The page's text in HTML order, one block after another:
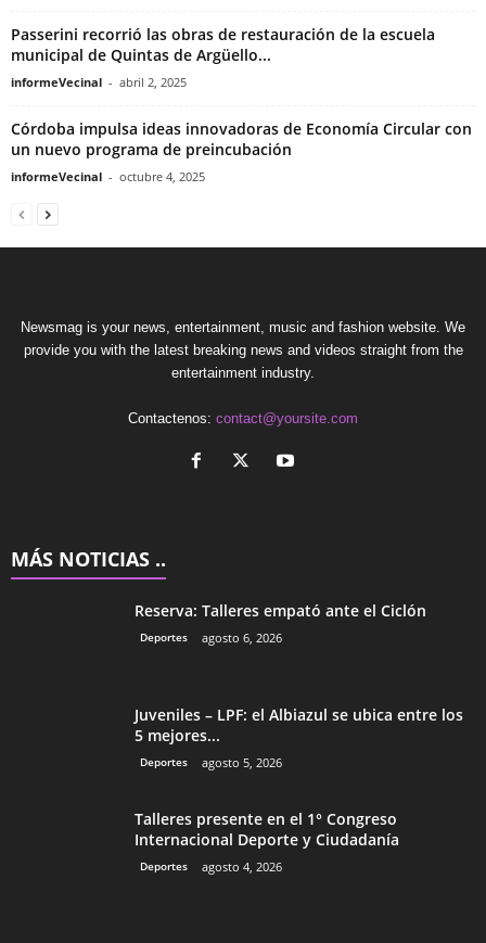
Passerini recorrió las obras de restauración de la escuela
municipal de Quintas de Argüello...
informeVecinal - abril 2, 2025
Córdoba impulsa ideas innovadoras de Economía Circular con
un nuevo programa de preincubación
informeVecinal - octubre 4, 2025
Newsmag is your news, entertainment, music and fashion website. We
provide you with the latest breaking news and videos straight from the
entertainment industry.
Contactenos: contact@yoursite.com
MÁS NOTICIAS ..
Reserva: Talleres empató ante el Ciclón
Deportes agosto 6, 2026
Juveniles – LPF: el Albiazul se ubica entre los
5 mejores...
Deportes agosto 5, 2026
Talleres presente en el 1° Congreso
Internacional Deporte y Ciudadanía
Deportes agosto 4, 2026